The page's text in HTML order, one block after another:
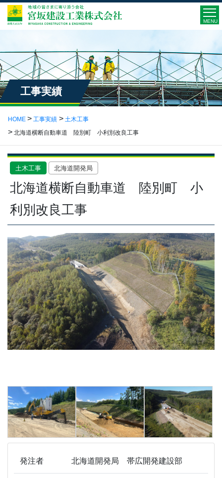
MENU
工事実績
HOME 工事実績
土木工事
北海道横断自動車道 陸別町 小利別改良工事
土木工事 北海道開発局
北海道横断自動車道 陸別町 小
利別改良工事
発注者 北海道開発局 帯広開発建設部